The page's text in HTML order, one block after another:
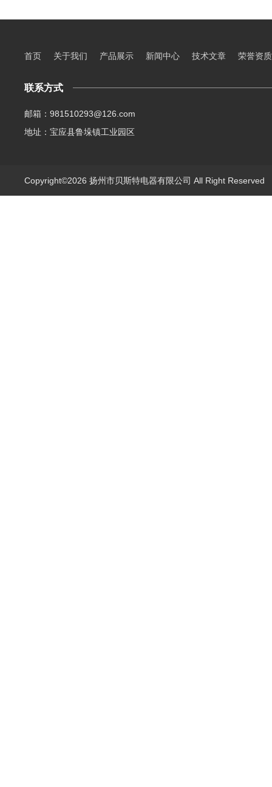
首页 关于我们 产品展示 新闻中心 技术文章 荣誉资质
联系方式
邮箱：981510293@126.com
地址：宝应县鲁垛镇工业园区
Copyright©2026 扬州市贝斯特电器有限公司 All Right